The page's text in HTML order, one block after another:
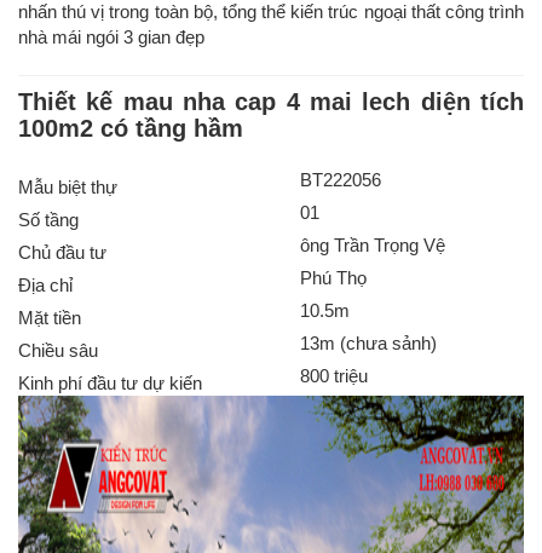
nhấn thú vị trong toàn bộ, tổng thể kiến trúc ngoại thất công trình
nhà mái ngói 3 gian đẹp
Thiết kế mau nha cap 4 mai lech diện tích
100m2 có tầng hầm
Mẫu biệt thự
BT222056
Số tầng
01
Chủ đầu tư
ông Trần Trọng Vệ
Địa chỉ
Phú Thọ
Mặt tiền
10.5m
Chiều sâu
13m (chưa sảnh)
Kinh phí đầu tư dự kiến
800 triệu